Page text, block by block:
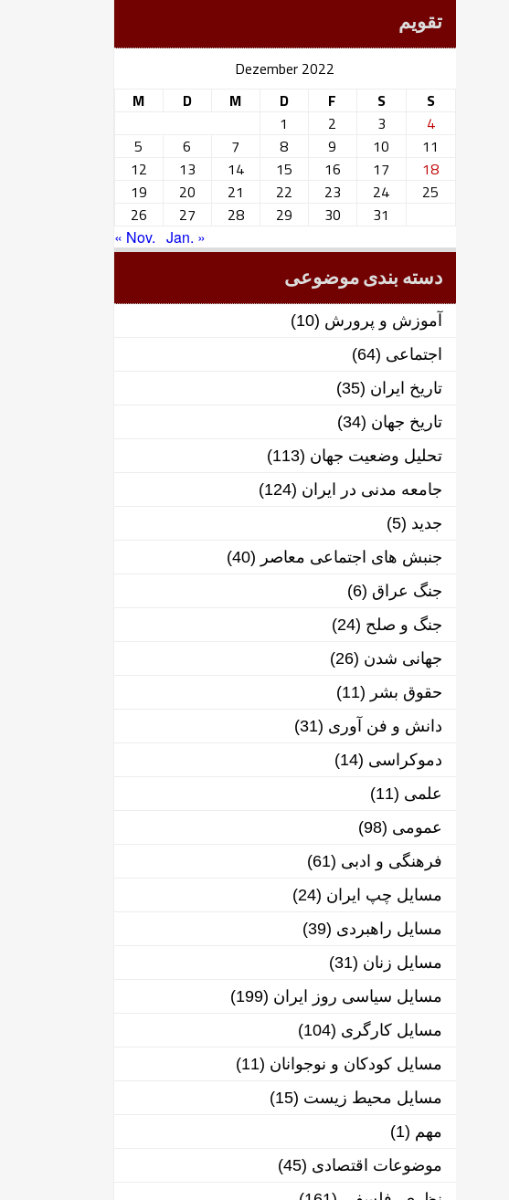
تقویم
Dezember 2022
M
D M D F S
S
1
2 3
4
5
6 7 8 9 10
11
12
13 14 15 16 17
18
19
20 21 22 23 24
25
26
27 28 29 30 31
« Nov. Jan. »
دسته بندی موضوعی
آموزش و پرورش (10)
اجتماعی (64)
تاریخ ایران (35)
تاریخ جهان (34)
تحلیل وضعیت جهان (113)
جامعه مدنی در ایران (124)
جدید (5)
جنبش های اجتماعی معاصر (40)
جنگ عراق (6)
جنگ و صلح (24)
جهانی شدن (26)
حقوق بشر (11)
دانش و فن آوری (31)
دموکراسی (14)
علمی (11)
عمومی (98)
فرهنگی و ادبی (61)
مسایل چپ ایران (24)
مسایل راهبردی (39)
مسایل زنان (31)
مسایل سیاسی روز ایران (199)
مسایل کارگری (104)
مسایل کودکان و نوجوانان (11)
مسایل محیط زیست (15)
مهم (1)
موضوعات اقتصادی (45)